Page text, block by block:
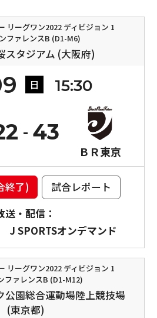
リーグワン2022 ディビジョン 1
ファレンスB (D1-M6)
スタジアム (大阪府)
日 15:30
ＢＲ東京
43
終了)
試合レポート
送・配信：
J SPORTSオンデマンド
リーグワン2022 ディビジョン 1
ファレンスB (D1-M12)
公園総合運動場陸上競技場
(東京都)